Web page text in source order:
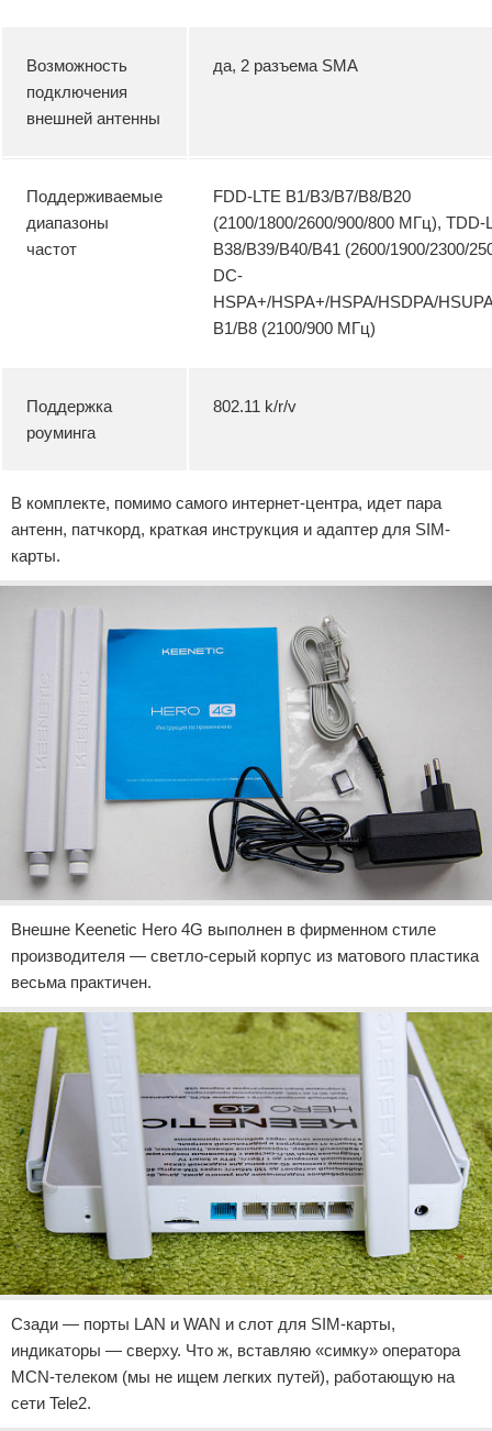
Возможность
подключения
внешней антенны
да, 2 разъема SMA
Поддерживаемые
диапазоны
частот
FDD-LTE B1/B3/B7/B8/B20
(2100/1800/2600/900/800 МГц), TDD-
B38/B39/B40/B41 (2600/1900/2300/
DC-
HSPA+/HSPA+/HSPA/HSDPA/
B1/B8 (2100/900 МГц)
Поддержка
роуминга
802.11 k/r/v
В комплекте, помимо самого интернет-центра, идет пара
антенн, патчкорд, краткая инструкция и адаптер для SIM-
карты.
Внешне Keenetic Hero 4G выполнен в фирменном стиле
производителя — светло-серый корпус из матового пластика
весьма практичен.
Сзади — порты LAN и WAN и слот для SIM-карты,
индикаторы — сверху. Что ж, вставляю «симку» оператора
MCN-телеком (мы не ищем легких путей), работающую на
сети Tele2.